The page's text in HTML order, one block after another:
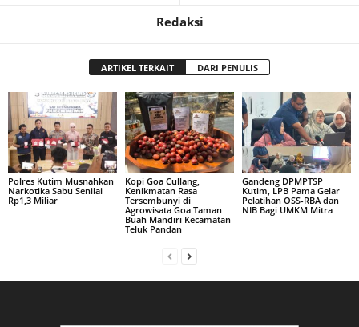
Redaksi
ARTIKEL TERKAIT DARI PENULIS
Polres Kutim Musnahkan
Narkotika Sabu Senilai
Rp1,3 Miliar
Kopi Goa Cullang,
Kenikmatan Rasa
Tersembunyi di
Agrowisata Goa Taman
Buah Mandiri Kecamatan
Teluk Pandan
Gandeng DPMPTSP
Kutim, LPB Pama Gelar
Pelatihan OSS-RBA dan
NIB Bagi UMKM Mitra